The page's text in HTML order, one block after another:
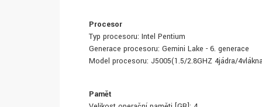
Procesor
Typ procesoru: Intel Pentium
Generace procesoru: Gemini Lake - 6. generace
Model procesoru: J5005(1.5/2.8GHZ 4jádra/
Paměť